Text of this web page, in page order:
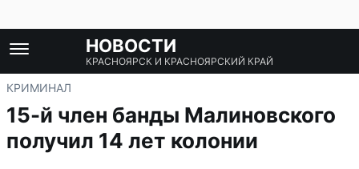
НОВОСТИ
КРАСНОЯРСК И КРАСНОЯРСКИЙ КРАЙ
КРИМИНАЛ
15-й член банды Малиновского
получил 14 лет колонии